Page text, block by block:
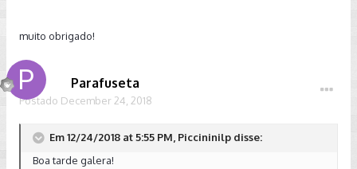
muito obrigado!
Parafuseta
Postado December 24, 2018
Em 12/24/2018 at 5:55 PM, Piccininilp disse:
Boa tarde galera!